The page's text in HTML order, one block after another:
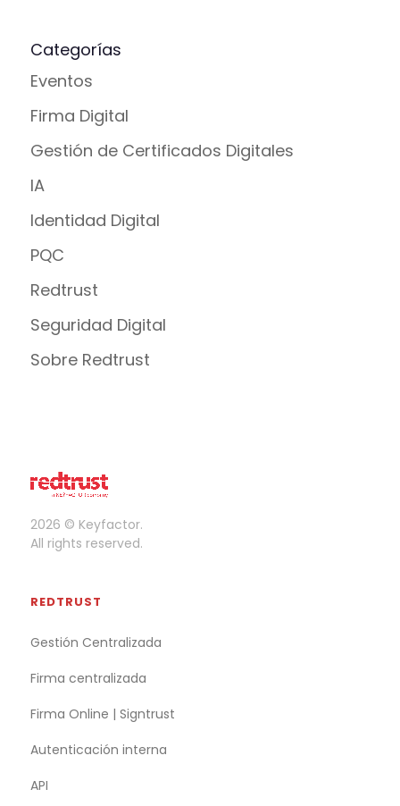
Categorías
Eventos
Firma Digital
Gestión de Certificados Digitales
IA
Identidad Digital
PQC
Redtrust
Seguridad Digital
Sobre Redtrust
2026 © Keyfactor.
All rights reserved.
REDTRUST
Gestión Centralizada
Firma centralizada
Firma Online | Signtrust
Autenticación interna
API